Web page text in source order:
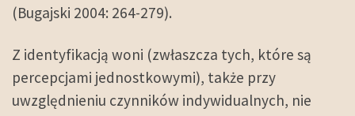
(Bugajski 2004: 264-279).
Z identyfikacją woni (zwłaszcza tych, które są
percepcjami jednostkowymi), także przy
uwzględnieniu czynników indywidualnych, nie